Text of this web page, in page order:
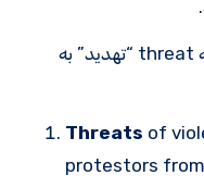
این جملات نشان می دهد که چگونه threat “تهدید” به
Threats of
protestors